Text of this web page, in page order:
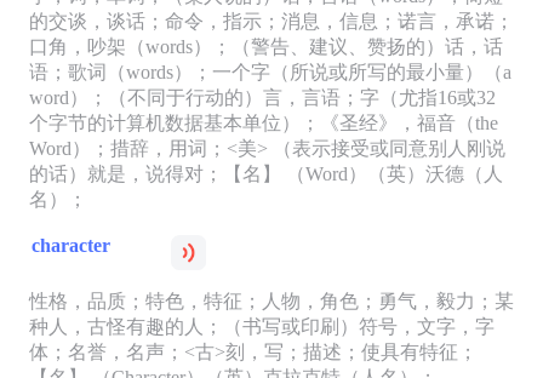
的交谈，谈话；命令，指示；消息，信息；诺言，承诺；
口角，吵架（words）；（警告、建议、赞扬的）话，话
语；歌词（words）；一个字（所说或所写的最小量）（a
word）；（不同于行动的）言，言语；字（尤指16或32
个字节的计算机数据基本单位）；《圣经》，福音（the
Word）；措辞，用词；<美> （表示接受或同意别人刚说
的话）就是，说得对；【名】 （Word）（英）沃德（人
名）；
character
性格，品质；特色，特征；人物，角色；勇气，毅力；某
种人，古怪有趣的人；（书写或印刷）符号，文字，字
体；名誉，名声；<古>刻，写；描述；使具有特征；